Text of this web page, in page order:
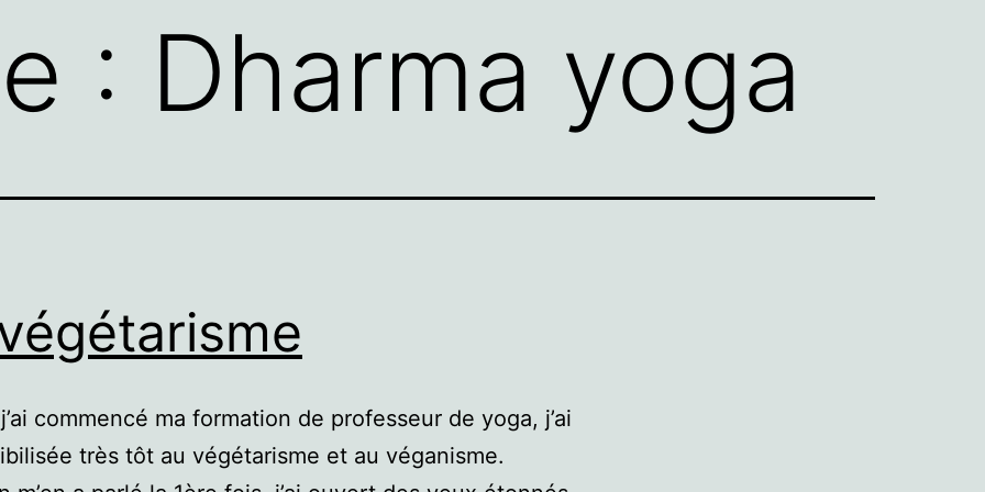
: Dharma yoga
commencé ma formation de professeur de yoga, j’ai
très tôt au végétarisme et au véganisme.